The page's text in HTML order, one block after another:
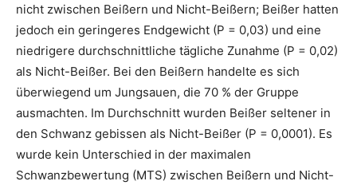
nicht zwischen Beißern und Nicht-Beißern; Beißer hatten
jedoch ein geringeres Endgewicht (P = 0,03) und eine
niedrigere durchschnittliche tägliche Zunahme (P = 0,02)
als Nicht-Beißer. Bei den Beißern handelte es sich
überwiegend um Jungsauen, die 70 % der Gruppe
ausmachten. Im Durchschnitt wurden Beißer seltener in
den Schwanz gebissen als Nicht-Beißer (P = 0,0001). Es
wurde kein Unterschied in der maximalen
Schwanzbewertung (MTS) zwischen Beißern und Nicht-